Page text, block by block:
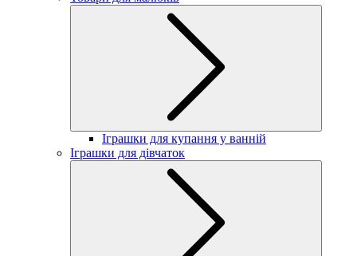
Іграшки для купання у ванній
Іграшки для дівчаток